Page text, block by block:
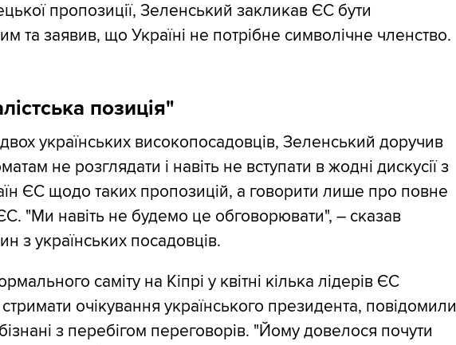
пропозиції, Зеленський закликав ЄС бути
та заявив, що Україні не потрібне символічне членство.
позиція"
українських високопосадовців, Зеленський доручив
не розглядати і навіть не вступати в жодні дискусії з
ЄС щодо таких пропозицій, а говорити лише про повне
"Ми навіть не будемо це обговорювати", – сказав
з українських посадовців.
саміту на Кіпрі у квітні кілька лідерів ЄС
очікування українського президента, повідомили
з перебігом переговорів. "Йому довелося почути